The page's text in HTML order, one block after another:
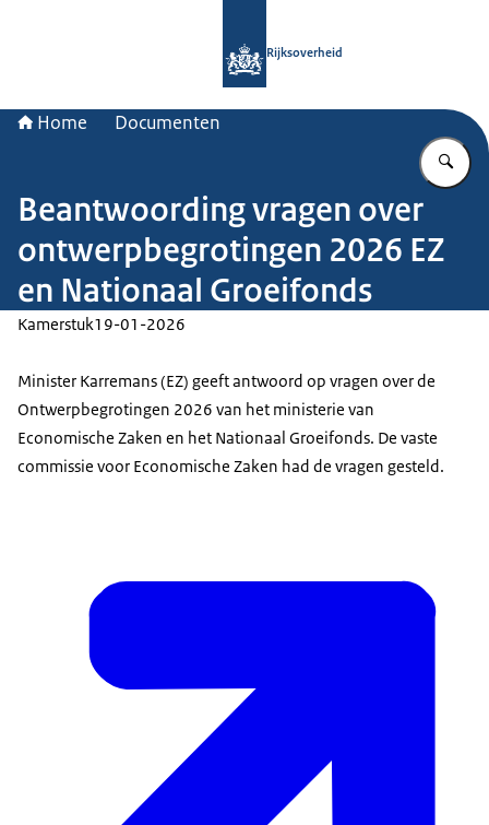
Rijksoverheid
Home Documenten
Beantwoording vragen over
ontwerpbegrotingen 2026 EZ
en Nationaal Groeifonds
Kamerstuk19-01-2026
Minister Karremans (EZ) geeft antwoord op vragen over de
Ontwerpbegrotingen 2026 van het ministerie van
Economische Zaken en het Nationaal Groeifonds. De vaste
commissie voor Economische Zaken had de vragen gesteld.